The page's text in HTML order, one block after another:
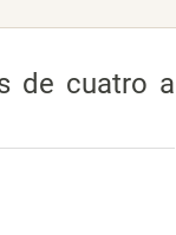
de cuatro a